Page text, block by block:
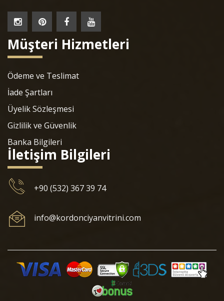
Müşteri Hizmetleri
Ödeme ve Teslimat
İade Şartları
Üyelik Sözleşmesi
Gizlilik ve Güvenlik
Banka Bilgileri
İletişim Bilgileri
+90 (532) 367 39 74
info@kordonciyanvitrini.com